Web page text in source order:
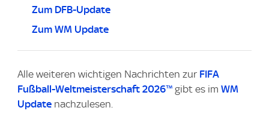
Zum DFB-Update
Zum WM Update
Alle weiteren wichtigen Nachrichten zur FIFA
Fußball-Weltmeisterschaft 2026™ gibt es im WM
Update nachzulesen.